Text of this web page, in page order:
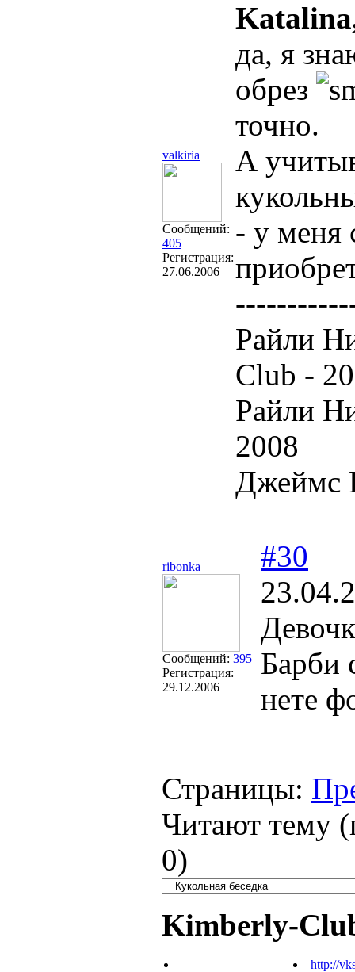
valkiria
Сообщений:
405
Регистрация:
27.06.2006
да, я
обрез
точно.
А
- у меня
Райли
Club -
Райли
2008
Джеймс
ribonka
Сообщений: 395
Регистрация:
29.12.2006
#30
Барби
нете
Страницы:
Читают тему
0)
Kimberly-
http://